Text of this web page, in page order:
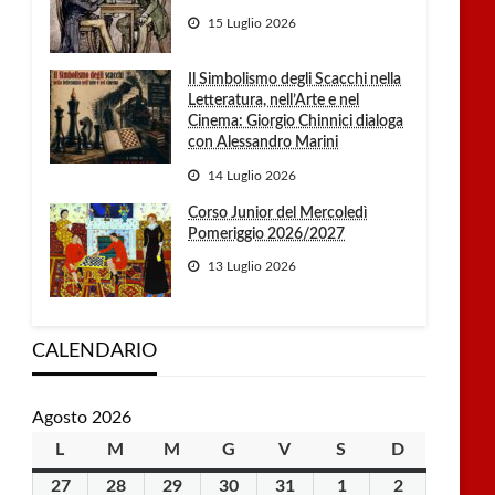
15 Luglio 2026
Il Simbolismo degli Scacchi nella
Letteratura, nell’Arte e nel
Cinema: Giorgio Chinnici dialoga
con Alessandro Marini
14 Luglio 2026
Corso Junior del Mercoledì
Pomeriggio 2026/2027
13 Luglio 2026
CALENDARIO
Agosto 2026
L lunedìM martedì
M mercoledì
G giovedì
V venerdì
S sabatoDdomenica
2727
28 29 30 31 11
22